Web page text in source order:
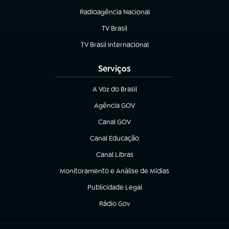
Radioagência Nacional
(abre em nova aba)
TV Brasil
(abre em nova aba)
TV Brasil Internacional
(abre em nova aba)
Serviços
A Voz do Brasil
(abre em nova aba)
Agência GOV
(abre em nova aba)
Canal GOV
(abre em nova aba)
Canal Educação
(abre em nova aba)
Canal Libras
(abre em nova aba)
Monitoramento e Análise de Mídias
(abre em nova aba)
Publicidade Legal
(abre em nova aba)
Rádio Gov
(abre em nova aba)